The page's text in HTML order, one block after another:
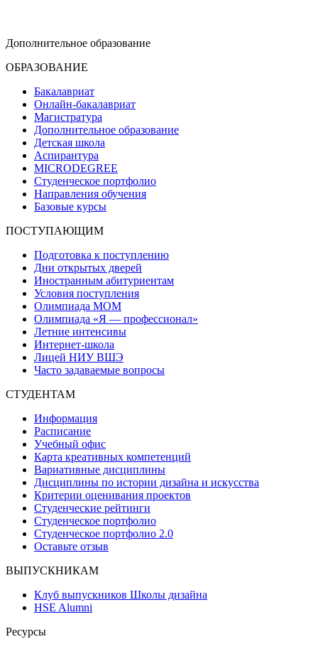
Дополнительное образование
ОБРАЗОВАНИЕ
Бакалавриат
Онлайн-бакалавриат
Магистратура
Дополнительное образование
Детская школа
Аспирантура
MICRODEGREE
Студенческое портфолио
Направления обучения
Базовые курсы
ПОСТУПАЮЩИМ
Подготовка к поступлению
Дни открытых дверей
Иностранным абитуриентам
Условия поступления
Олимпиада МОМ
Олимпиада «Я — профессионал»
Летние интенсивы
Интернет-школа
Лицей НИУ ВШЭ
Часто задаваемые вопросы
СТУДЕНТАМ
Информация
Расписание
Учебный офис
Карта креативных компетенций
Вариативные дисциплины
Дисциплины по истории дизайна и искусства
Критерии оценивания проектов
Студенческие рейтинги
Студенческое портфолио
Студенческое портфолио 2.0
Оставьте отзыв
ВЫПУСКНИКАМ
Клуб выпускников Школы дизайна
HSE Alumni
Ресурсы